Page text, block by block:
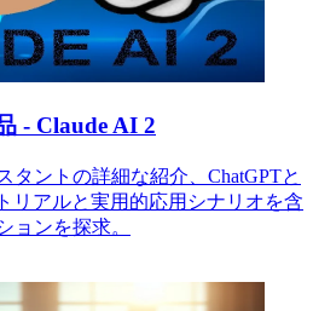
- Claude AI 2
タントの詳細な紹介、ChatGPTと
リアルと実用的応用シナリオを含
ョンを探求。